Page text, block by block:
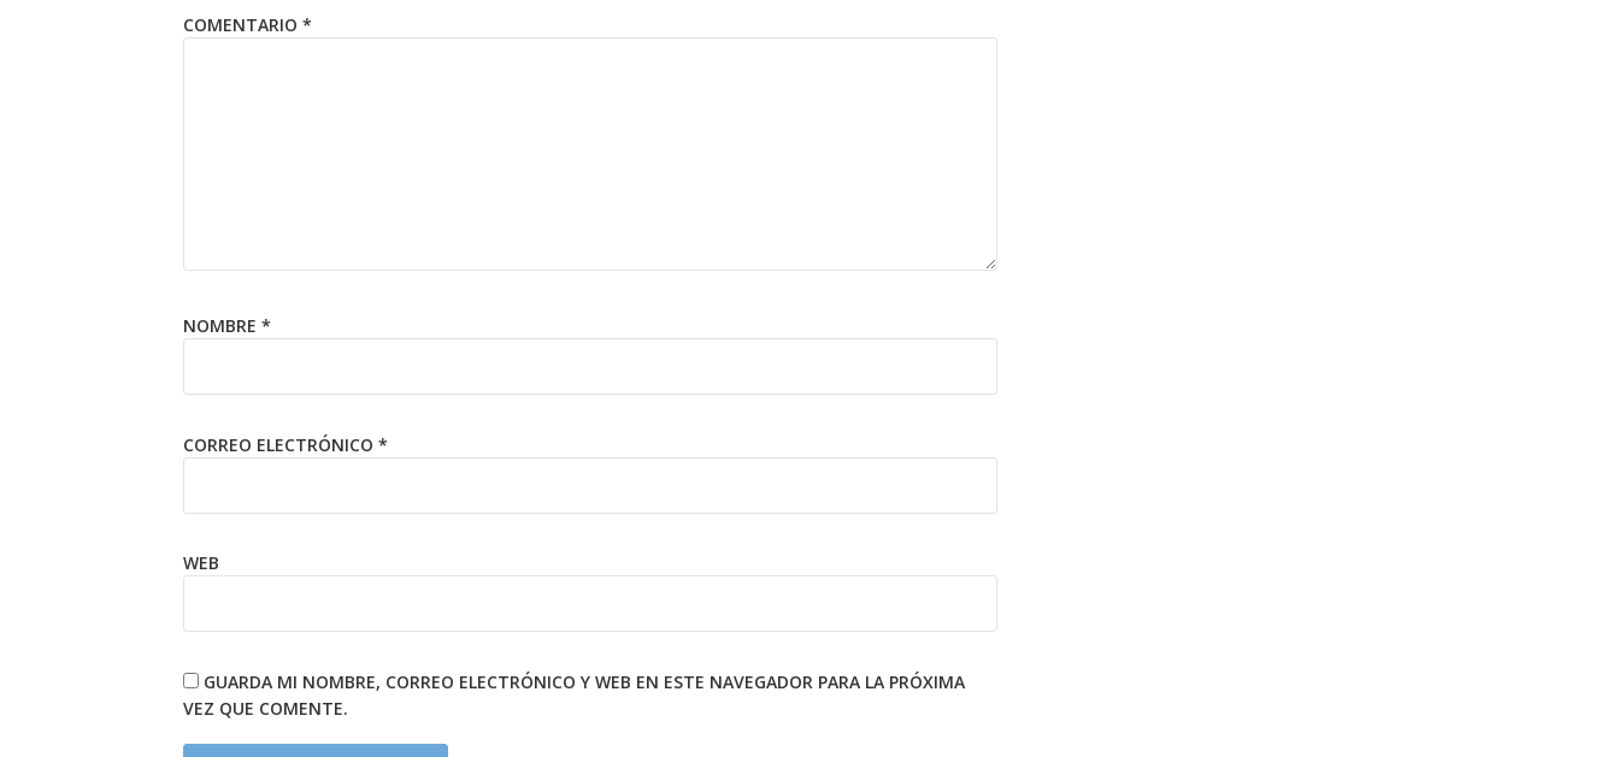
COMENTARIO *
NOMBRE *
CORREO ELECTRÓNICO *
WEB
GUARDA MI NOMBRE, CORREO ELECTRÓNICO Y WEB EN ESTE NAVEGADOR PARA LA PRÓXIMA
VEZ QUE COMENTE.